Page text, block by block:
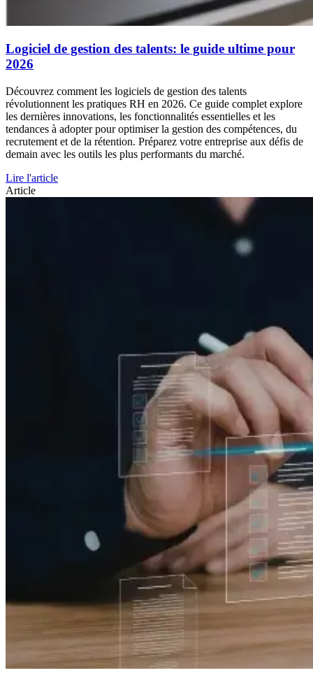
Logiciel de gestion des talents: le guide ultime pour
2026
Découvrez comment les logiciels de gestion des talents
révolutionnent les pratiques RH en 2026. Ce guide complet explore
les dernières innovations, les fonctionnalités essentielles et les
tendances à adopter pour optimiser la gestion des compétences, du
recrutement et de la rétention. Préparez votre entreprise aux défis de
demain avec les outils les plus performants du marché.
Lire l'article
Article